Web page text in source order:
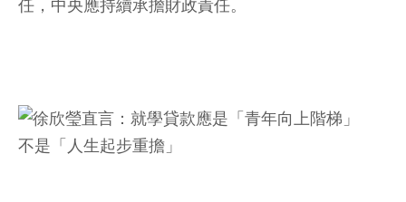
任，中央應持續承擔財政責任。